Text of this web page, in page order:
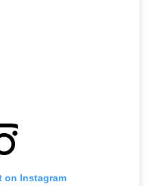
on Instagram